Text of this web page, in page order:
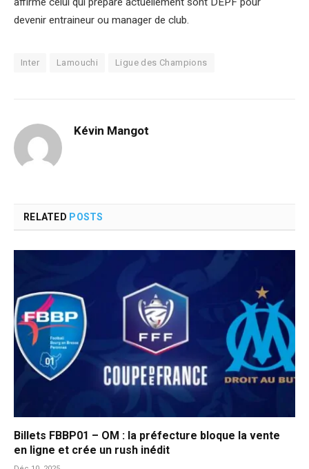
devenir entraineur ou manager de club.
Inter Lamouchi Ligue des Champions
Kévin Mangot
RELATED POSTS
Billets FBBP01 – OM : la préfecture bloque la vente
en ligne et crée un rush inédit